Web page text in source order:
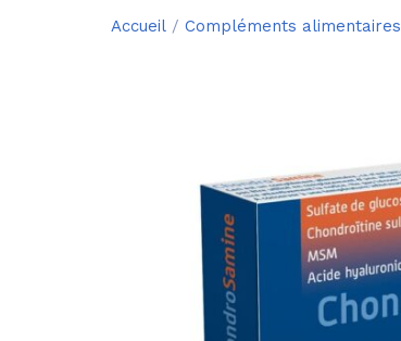
Accueil / Compléments alimentaires